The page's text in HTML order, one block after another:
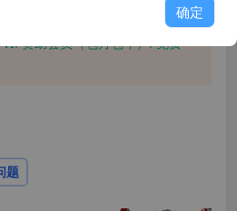
VIP赞助会员（包月包年）:免费
题
确定